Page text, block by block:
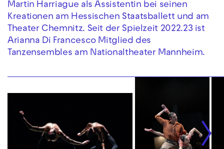
Martin Harriague als Assistentin bei seinen
Kreationen am Hessischen Staatsballett und am
Theater Chemnitz. Seit der Spielzeit 2022.23 ist
Arianna Di Francesco Mitglied des
Tanzensembles am Nationaltheater Mannheim.